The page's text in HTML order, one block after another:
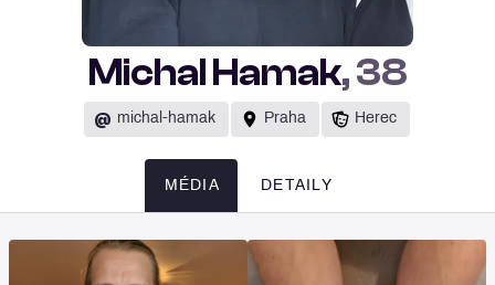
Michal Hamak, 38
@ michal-hamak Praha Herec
MÉDIA DETAILY
Média